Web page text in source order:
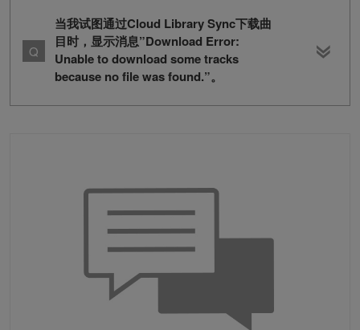
当我试图通过Cloud Library Sync下载曲
目时，显示消息”Download Error:
Unable to download some tracks
because no file was found.”。